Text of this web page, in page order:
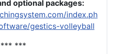
optional packages:
index.ph
gestics-volleyball
***